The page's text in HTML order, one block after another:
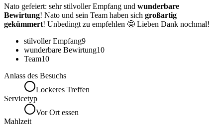
Nato gefeiert: sehr stilvoller Empfang und wunderbare
Bewirtung! Nato und sein Team haben sich großartig
gekümmert! Unbedingt zu empfehlen 🤩 Lieben Dank nochmal!
stilvoller Empfang9
wunderbare Bewirtung10
Team10
Anlass des Besuchs
Lockeres Treffen
Servicetyp
Vor Ort essen
Mahlzeit